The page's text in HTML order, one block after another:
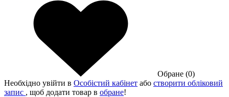
Обране (0)
Необхідно увійти в Особістий кабінет або створити обліковий
запис , щоб додати товар в обране!